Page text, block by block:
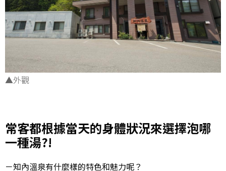
▲外觀
常客都根據當天的身體狀況來選擇泡哪
一種湯?!
－知內溫泉有什麼樣的特色和魅力呢？